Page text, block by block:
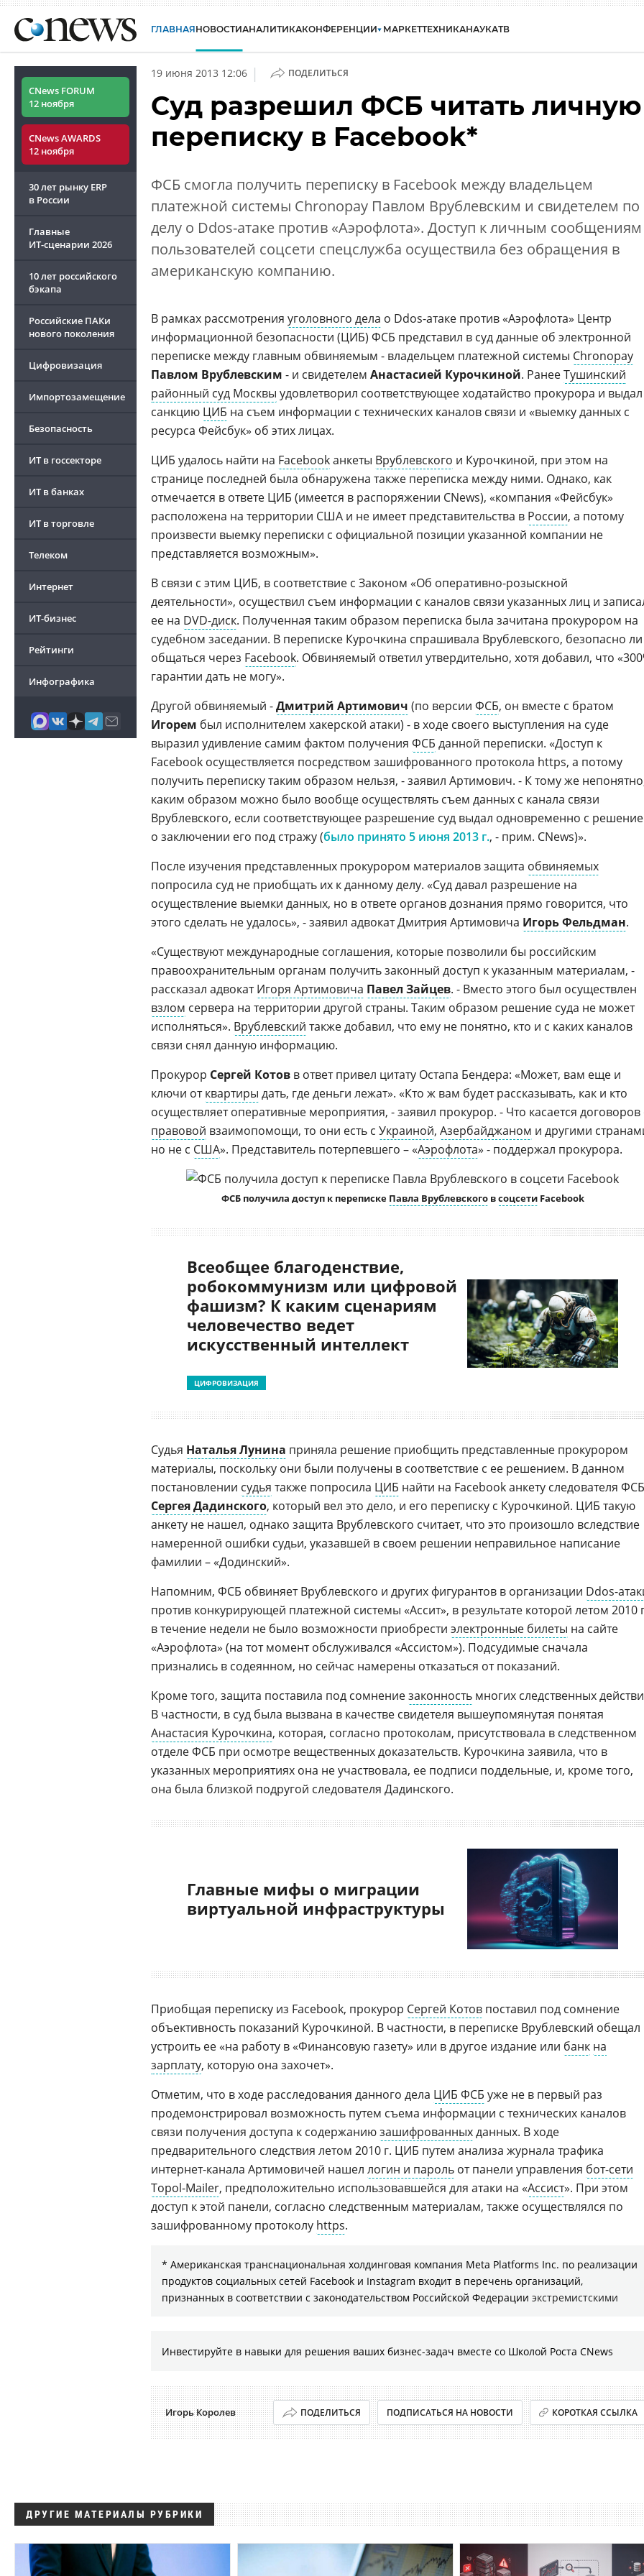
ГЛАВНАЯНОВОСТИАНАЛИТИКАКОНФЕРЕНЦИИ МАРКЕТТЕХНИКАНАУКАТВ
CNews FORUM
12 ноября
CNews AWARDS
12 ноября
30 лет рынку ERP
в России
Главные
ИТ-сценарии 2026
10 лет российского
бэкапа
Российские ПАКи
нового поколения
Цифровизация
Импортозамещение
Безопасность
ИТ в госсекторе
ИТ в банках
ИТ в торговле
Телеком
Интернет
ИТ-бизнес
Рейтинги
Инфографика
19 июня 2013 12:06 | ПОДЕЛИТЬСЯ
Суд разрешил ФСБ читать личную
переписку в Facebook*
ФСБ смогла получить переписку в Facebook между владельцем
платежной системы Chronopay Павлом Врублевским и свидетелем по
делу о Ddos-атаке против «Аэрофлота». Доступ к личным сообщениям
пользователей соцсети спецслужба осуществила без обращения в
американскую компанию.
В рамках рассмотрения уголовного дела о Ddos-атаке против «Аэрофлота» Центр
информационной безопасности (ЦИБ) ФСБ представил в суд данные об электронной
переписке между главным обвиняемым - владельцем платежной системы Chronopay
Павлом Врублевским - и свидетелем Анастасией Курочкиной. РанееТушинский
районный суд Москвы удовлетворил соответствующее ходатайство прокурора и выдал
санкцию ЦИБ на съем информации с технических каналов связи и «выемку данных с
ресурса Фейсбук» об этих лицах.
ЦИБ удалось найти на Facebookанкеты Врублевского и Курочкиной, при этом на
странице последней была обнаружена также переписка между ними. Однако, как
отмечается в ответе ЦИБ (имеется в распоряжении CNews), «компания «Фейсбук»
расположена на территории США и не имеет представительства в России, а потому
произвести выемку переписки с официальной позиции указанной компании не
представляется возможным».
В связи с этим ЦИБ, в соответствие с Законом «Об оперативно-розыскной
деятельности», осуществил съем информации с каналов связи указанных лиц и
ее на DVD-диск. Полученная таким образом переписка была зачитана прокурором на
судебном заседании. В переписке Курочкина спрашивала Врублевского, безопасно ли
общаться через Facebook. Обвиняемый ответил утвердительно, хотя добавил, что
гарантии дать не могу».
Другой обвиняемый -Дмитрий Артимович (по версии ФСБ, он вместе с братом
Игорем был исполнителем хакерской атаки) - в ходе своего выступления на суде
выразил удивление самим фактом получения ФСБ данной переписки. «Доступ к
Facebook осуществляется посредством зашифрованного протокола https, а потому
получить переписку таким образом нельзя, - заявил Артимович. - К тому же
каким образом можно было вообще осуществлять съем данных с канала связи
Врублевского, если соответствующее разрешение суд выдал одновременно с
о заключении его под стражу (было принято 5 июня 2013 г., - прим. CNews)».
После изучения представленных прокурором материалов защита обвиняемых
попросила суд не приобщать их к данному делу. «Суд давал разрешение на
осуществление выемки данных, но в ответе органов дознания прямо говорится, что
этого сделать не удалось», - заявил адвокат Дмитрия Артимовича Игорь Фельдман.
«Существуют международные соглашения, которые позволили бы российским
правоохранительным органам получить законный доступ к указанным материалам, -
рассказал адвокатИгоря Артимовича Павел Зайцев. - Вместо этого был осуществлен
взлом сервера на территории другой страны. Таким образом решение суда не может
исполняться». Врублевский также добавил, что ему не понятно, кто и с каких каналов
связи снял данную информацию.
Прокурор Сергей Котов в ответ привел цитату Остапа Бендера: «Может, вам еще и
ключи отквартиры дать, где деньги лежат». «Кто ж вам будет рассказывать, как и кто
осуществляет оперативные мероприятия, - заявил прокурор. - Что касается договоров
правовой взаимопомощи, то они есть с Украиной, Азербайджаном и другими
но не с США». Представитель потерпевшего – «Аэрофлота» - поддержал прокурора.
ФСБ получила доступ к переписке Павла ВрублевскоговсоцсетиFacebook
Всеобщее благоденствие,
робокоммунизм или цифровой
фашизм? К каким сценариям
человечество ведет
искусственный интеллект
ЦИФРОВИЗАЦИЯ
Судья Наталья Лунина приняла решение приобщить представленные прокурором
материалы, поскольку они были получены в соответствие с ее решением. В данном
постановлении судья также попросила ЦИБ найти на Facebook анкету следователя ФСБ
Сергея Дадинского, который вел это дело, и его переписку с Курочкиной. ЦИБ такую
анкету не нашел, однако защита Врублевского считает, что это произошло вследствие
намеренной ошибки судьи, указавшей в своем решении неправильное написание
фамилии – «Додинский».
Напомним, ФСБ обвиняет Врублевского и других фигурантов в организации Ddos-
против конкурирующей платежной системы «Ассит», в результате которой летом 2010
в течение недели не было возможности приобрести электронные билеты на сайте
«Аэрофлота» (на тот момент обслуживался «Ассистом»). Подсудимые сначала
признались в содеянном, но сейчас намерены отказаться от показаний.
Кроме того, защита поставила под сомнениезаконность многих следственных
В частности, в суд была вызвана в качестве свидетеля вышеупомянутая понятая
Анастасия Курочкина, которая, согласно протоколам, присутствовала в следственном
отделе ФСБ при осмотре вещественных доказательств. Курочкина заявила, что в
указанных мероприятиях она не участвовала, ее подписи поддельные, и, кроме того,
она была близкой подругой следователя Дадинского.
Главные мифы о миграции
виртуальной инфраструктуры
Приобщая переписку из Facebook, прокурор Сергей Котов поставил под сомнение
объективность показаний Курочкиной. В частности, в переписке Врублевский обещал
устроить ее «на работу в «Финансовую газету» или в другое издание или банк на
зарплату, которую она захочет».
Отметим, что в ходе расследования данного дела ЦИБ ФСБ уже не в первый раз
продемонстрировал возможность путем съема информации с технических каналов
связи получения доступа к содержаниюзашифрованныхданных. В ходе
предварительного следствия летом 2010 г. ЦИБ путем анализа журнала трафика
интернет-канала Артимовичей нашел логин и пароль от панели управления бот-сети
Topol-Mailer, предположительно использовавшейся для атаки на «Ассист». При этом
доступ к этой панели, согласно следственным материалам, также осуществлялся по
зашифрованному протоколу https.
* Американская транснациональная холдинговая компания Meta Platforms Inc. по реализации
продуктов социальных сетей Facebook и Instagram входит в перечень организаций,
признанных в соответствии с законодательством Российской Федерации экстремистскими
Инвестируйте в навыки для решения ваших бизнес-задач вместе со Школой Роста CNews
Игорь Королев ПОДЕЛИТЬСЯ ПОДПИСАТЬСЯ НА НОВОСТИ КОРОТКАЯ ССЫЛКА
ДРУГИЕ МАТЕРИАЛЫ РУБРИКИ